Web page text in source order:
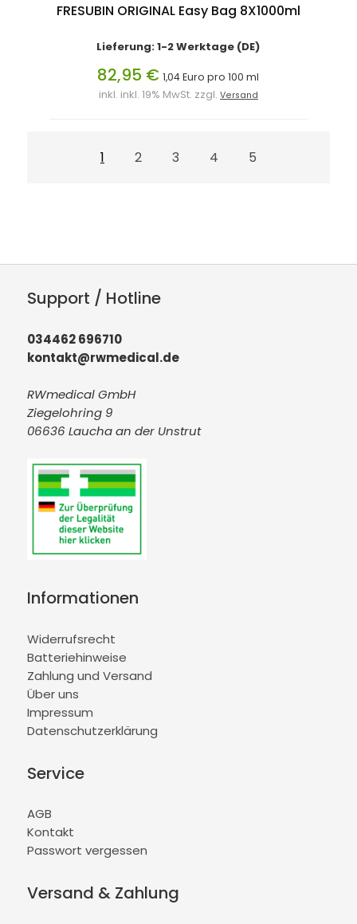
FRESUBIN ORIGINAL Easy Bag 8X1000ml
Lieferung: 1-2 Werktage (DE)
82,95 € 1,04 Euro pro 100 ml
inkl. inkl. 19% MwSt. zzgl. Versand
1 2 3 4 5
Support / Hotline
034462 696710
kontakt@rwmedical.de
RWmedical GmbH
Ziegelohring 9
06636 Laucha an der Unstrut
Informationen
Widerrufsrecht
Batteriehinweise
Zahlung und Versand
Über uns
Impressum
Datenschutzerklärung
Service
AGB
Kontakt
Passwort vergessen
Versand & Zahlung